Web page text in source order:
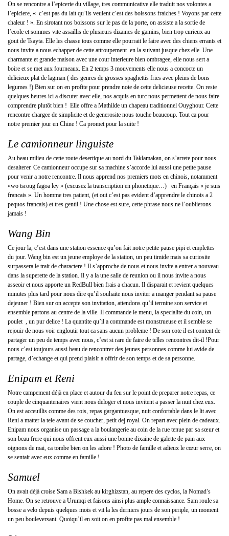
On se rencontre a l’epicerie du village, tres communicative elle traduit nos volontes a
l’epiciere, « c’est pas du lait qu’ils veulent c’est des boissons fraiches ! Voyons par cette
chaleur ! ». En sirotant nos boissons sur le pas de la porte, on assiste a la sortie de
l’ecole et sommes vite assaillis de plusieurs dizaines de gamins, bien trop curieux au
gout de Tsayta. Elle les chasse tous comme elle pourrait le faire avec des chiens errants et
nous invite a nous echapper de cette attroupement en la suivant jusque chez elle. Une
charmante et grande maison avec une cour interieure bien ombragee, elle nous sert a
boire et se met aux fourneaux. En 2 temps 3 mouvements elle nous a concocte un
delicieux plat de lagman ( des genres de grosses spaghettis fries avec pleins de bons
legumes !) Bien sur on en profite pour prendre note de cette delicieuse recette. On reste
quelques heures ici a discuter avec elle, nos acquis en turc nous permettent de nous faire
comprendre plutôt bien ! Elle offre a Mathilde un chapeau traditionnel Ouyghour. Cette
rencontre chargee de simplicite et de generosite nous touche beaucoup. Tout ca pour
notre premier jour en Chine ! Ca promet pour la suite !
Le camionneur linguiste
Au beau milieu de cette route desertique au nord du Taklamakan, on s’arrete pour nous
desalterer. Ce camionneur occupe sur sa machine s’accorde lui aussi une petite pause
pour venir a notre rencontre. Il nous apprend nos premiers mots en chinois, notamment
«wo tsroug fagoa ley » (excusez la transcription en phonetique…) en Français « je suis
francais ». Un homme tres patient, (et oui c’est pas evident d’apprendre le chinois a 2
pequos francais) et tres gentil ! Une chose est sure, cette phrase nous ne l’oublierons
jamais !
Wang Bin
Ce jour la, c’est dans une station essence qu’on fait notre petite pause pipi et emplettes
du jour. Wang bin est un jeune employe de la station, un peu timide mais sa curiosite
surpassera le trait de charactere ! Il s’approche de nous et nous invite a entrer a nouveau
dans la superette de la station. Il y a la une salle de reunion ou il nous invite a nous
asseoir et nous apporte un RedBull bien frais a chacun. Il disparait et revient quelques
minutes plus tard pour nous dire qu’il souhaite nous inviter a manger pendant sa pause
dejeuner ! Bien sur on accepte son invitation, attendons qu’il termine son service et
ensemble partons au centre de la ville. Il commande le menu, la specialite du coin, un
poulet , un pur delice ! La quantite qu’il a commande est monstrueuse et il semble se
rejouir de nous voir engloutir tout ca sans aucun probleme ! De son cote il est content de
partager un peu de temps avec nous, c’est si rare de faire de telles rencontres dit-il !Pour
nous c’est toujours aussi beau de rencontrer des jeunes personnes comme lui avide de
partage, d’echange et qui prend plaisir a offrir de son temps et de sa personne.
Enipam et Reni
Notre campement déjà en place et autour du feu sur le point de preparer notre repas, ce
couple de cinquantenaires vient nous deloger et nous invitent a passer la nuit chez eux.
On est acceuillis comme des rois, repas gargantuesque, nuit confortable dans le lit avec
Reni a matter la tele avant de se coucher, petit dej royal. On repart avec plein de cadeaux.
Enipam nous organise un passage a la boulangerie au coin de la rue tenue par sa sœur et
son beau frere qui nous offrent eux aussi une bonne dixaine de galette de pain aux
oignons de mai, ca tombe bien on les adore ! Photo de famille et adieux le cœur serre, on
se sentait avec eux comme en famille !
Samuel
On avait déjà croise Sam a Bishkek au kirghizstan, au repere des cyclos, la Nomad’s
Home. On se retrouve a Urumqi et faisons ainsi plus ample connaissance. Sam roule sa
bosse a velo depuis quelques mois et vit la les derniers jours de son periple, un moment
un peu bouleversant. Quoiqu’il en soit on en profite pas mal ensemble !